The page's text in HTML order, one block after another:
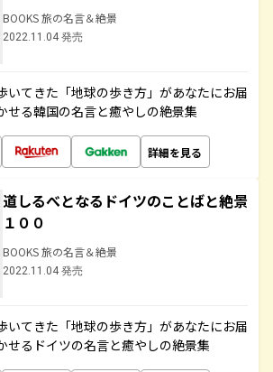
BOOKS 旅の名言＆絶景
2022.11.04 発売
いてきた「地球の歩き方」があなたにお届
せる韓国の名言と癒やしの絶景集
詳細を見る
道しるべとなるドイツのことばと絶景
１００
BOOKS 旅の名言＆絶景
2022.11.04 発売
いてきた「地球の歩き方」があなたにお届
せるドイツの名言と癒やしの絶景集